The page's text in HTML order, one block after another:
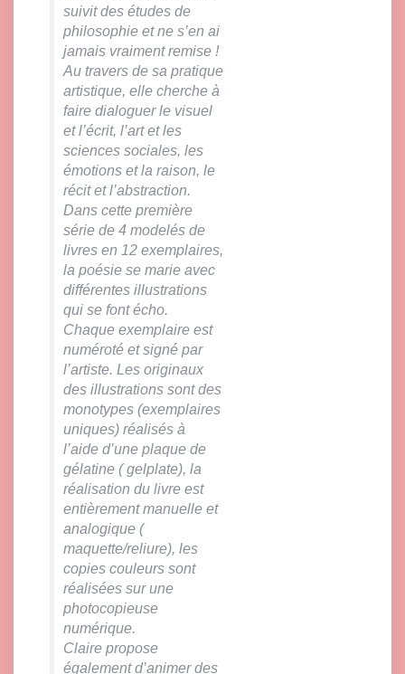
suivit des études de
philosophie et ne s’en ai
jamais vraiment remise !
Au travers de sa pratique
artistique, elle cherche à
faire dialoguer le visuel
et l’écrit, l’art et les
sciences sociales, les
émotions et la raison, le
récit et l’abstraction.
Dans cette première
série de 4 modelés de
livres en 12 exemplaires,
la poésie se marie avec
différentes illustrations
qui se font écho.
Chaque exemplaire est
numéroté et signé par
l’artiste. Les originaux
des illustrations sont des
monotypes (exemplaires
uniques) réalisés à
l’aide d’une plaque de
gélatine ( gelplate), la
réalisation du livre est
entièrement manuelle et
analogique (
maquette/reliure), les
copies couleurs sont
réalisées sur une
photocopieuse
numérique.
Claire propose
également d’animer des